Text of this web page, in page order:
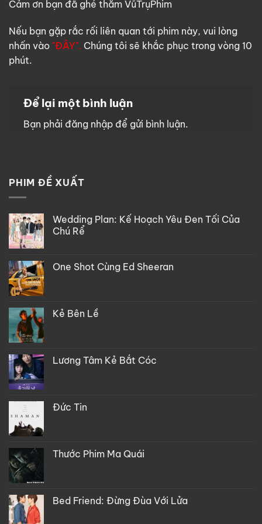
Cảm ơn bạn đã ghé thăm VũTrụPhim
Nếu bạn gặp rắc rối liên quan tới phim này, vui lòng
nhấn vào "ĐÂY". Chúng tôi sẽ khắc phục trong vòng 10
phút.
Để lại một bình luận
Bạn phải đăng nhập để gửi bình luận.
PHIM ĐỀ XUẤT
Wedding Plan: Kế Hoạch Yêu Đen Tối Của
Chú Rể
One Shot Cùng Ed Sheeran
Kẻ Bên Lề
Lương Tâm Kẻ Bắt Cóc
Đức Tin
Thước Phim Ma Quái
Bed Friend: Đừng Đùa Với Lửa